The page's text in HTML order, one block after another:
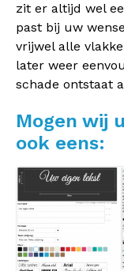
zit er altijd wel
past bij uw
vrijwel alle
later weer
schade ontstaat
Mogen wij
ook eens: